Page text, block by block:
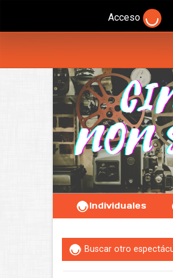
Acceso
Individuales
Buscar otro